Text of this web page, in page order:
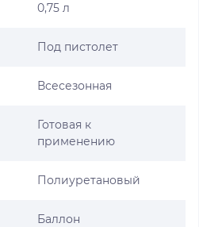
0,75 л
Под пистолет
Всесезонная
Готовая к
применению
Полиуретановый
Баллон